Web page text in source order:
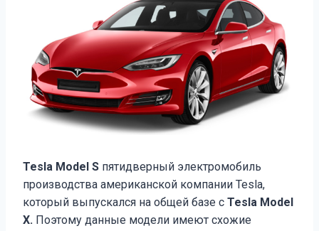
Tesla Model S пятидверный электромобиль
производства американской компании Tesla,
который выпускался на общей базе с Tesla Model
X. Поэтому данные модели имеют схожие